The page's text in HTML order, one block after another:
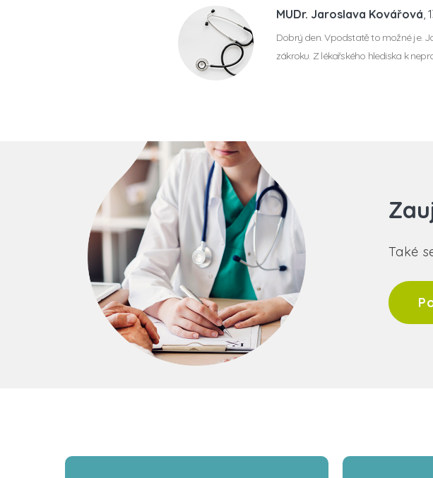
MUDr. Jaroslava Kovářová ,
Dobrý den. Vpodstatě to možné je.
zákroku. Z lékařského hlediska k
Také